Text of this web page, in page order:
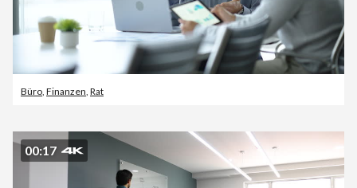
Büro Finanzen Rat
00:17